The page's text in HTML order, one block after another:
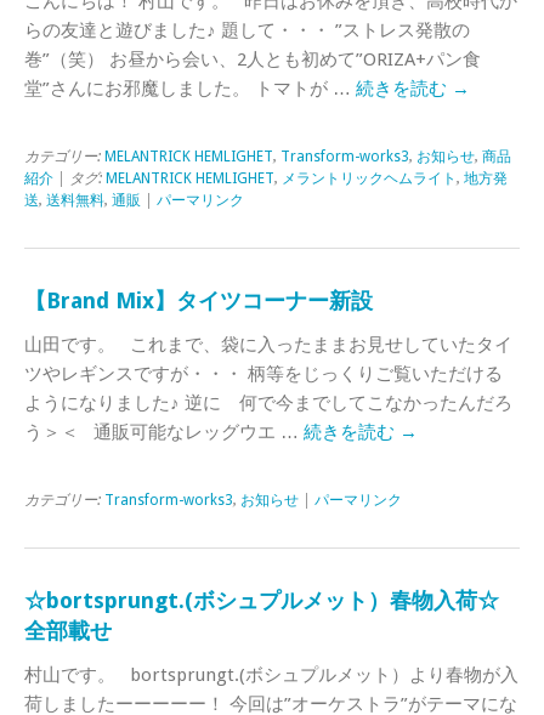
らの友達と遊びました♪ 題して・・・ ”ストレス発散の
巻”（笑） お昼から会い、2人とも初めて”ORIZA+パン食
堂”さんにお邪魔しました。 トマトが … 続きを読む →
カテゴリー: MELANTRICK HEMLIGHET, Transform-works3, お知らせ, 商品
紹介 | タグ: MELANTRICK HEMLIGHET, メラントリックヘムライト , 地方発
送, 送料無料, 通販 パーマリンク
【Brand Mix】タイツコーナー新設
山田です。 これまで、袋に入ったままお見せしていたタイ
ツやレギンスですが・・・ 柄等をじっくりご覧いただける
ようになりました♪ 逆に 何で今までしてこなかったんだろ
う＞＜ 通販可能なレッグウエ … 続きを読む →
カテゴリー: Transform-works3, お知らせ パーマリンク
☆bortsprungt.(ボシュプルメット）春物入荷☆
全部載せ
村山です。 bortsprungt.(ボシュプルメット）より春物が入
荷しましたーーーーー！ 今回は”オーケストラ”がテーマにな